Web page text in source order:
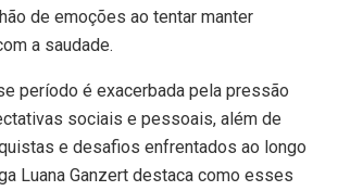
de emoções ao tentar manter
a saudade.
período é exacerbada pela pressão
sociais e pessoais, além de
e desafios enfrentados ao longo
Luana Ganzert destaca como esses